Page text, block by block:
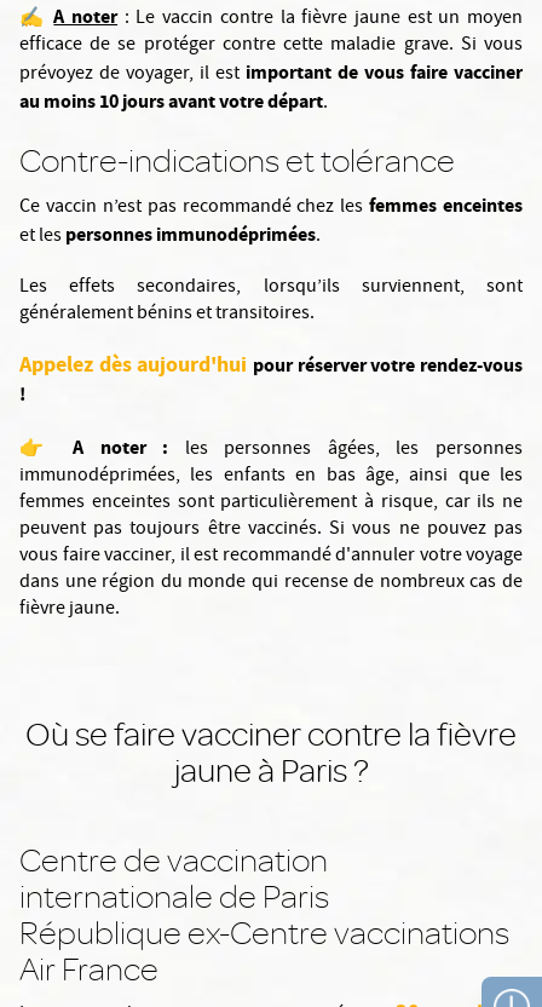
✍️A noter : Le vaccin contre la fièvre jaune est un moyen
efficace de se protéger contre cette maladie grave. Si vous
prévoyez de voyager, il est important de vous faire vacciner
au moins 10 jours avant votre départ.
Contre-indications et tolérance
Ce vaccin n’est pas recommandé chez lesfemmes enceintes
et lespersonnes immunodéprimées.
Les effets secondaires, lorsqu’ils surviennent, sont
généralement bénins et transitoires.
Appelez dès aujourd'hui pour réserver votre rendez-vous
!
👉 A noter : les personnes âgées, les personnes
immunodéprimées, les enfants en bas âge, ainsi que les
femmes enceintes sont particulièrement à risque, car ils ne
peuvent pas toujours être vaccinés. Si vous ne pouvez pas
vous faire vacciner, il est recommandé d'annuler votre voyage
dans une région du monde qui recense de nombreux cas de
fièvre jaune.
Où se faire vacciner contre la fièvre
jaune à Paris ?
Centre de vaccination
internationale de Paris
République ex-Centre vaccinations
Air France